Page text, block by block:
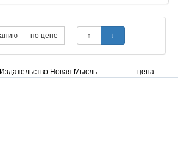
Издательство Новая Мысль
цена